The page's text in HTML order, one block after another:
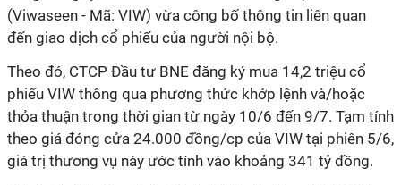
(Viwaseen - Mã: VIW) vừa công bố thông tin liên quan
đến giao dịch cổ phiếu của người nội bộ.
Theo đó, CTCP Đầu tư BNE đăng ký mua 14,2 triệu cổ
phiếu VIW thông qua phương thức khớp lệnh và/hoặc
thỏa thuận trong thời gian từ ngày 10/6 đến 9/7. Tạm tính
theo giá đóng cửa 24.000 đồng/cp của VIW tại phiên 5/6,
giá trị thương vụ này ước tính vào khoảng 341 tỷ đồng.